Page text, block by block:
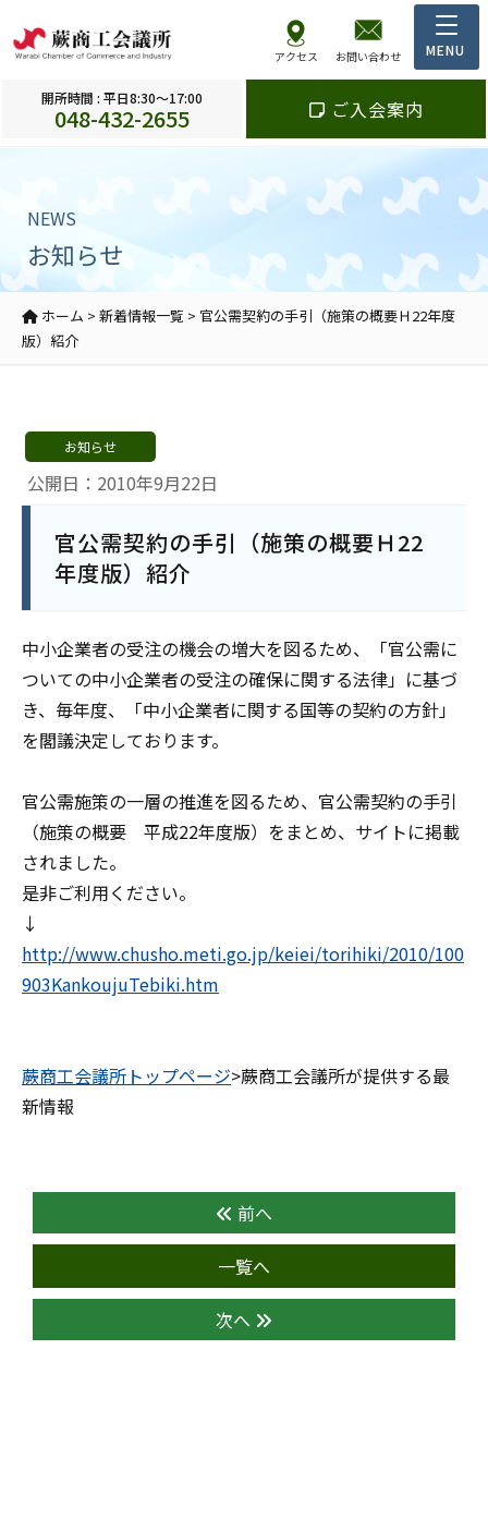
アクセス お問い合わせ
開所時間 : 平日8:30～17:00
048-432-2655 ご入会案内
NEWS
お知らせ
ホーム > 新着情報一覧 > 官公需契約の手引（施策の概要Ｈ22年度
版）紹介
公開日：2010年9月22日
お知らせ
官公需契約の手引（施策の概要Ｈ22
年度版）紹介
中小企業者の受注の機会の増大を図るため、「官公需に
ついての中小企業者の受注の確保に関する法律」に基づ
き、毎年度、「中小企業者に関する国等の契約の方針」
を閣議決定しております。
官公需施策の一層の推進を図るため、官公需契約の手引
（施策の概要 平成22年度版）をまとめ、サイトに掲載
されました。
是非ご利用ください。
↓
http://www.chusho.meti.go.jp/keiei/torihiki/2010/100
903KankoujuTebiki.htm
蕨商工会議所トップページ>蕨商工会議所が提供する最
新情報
前へ
一覧へ
次へ